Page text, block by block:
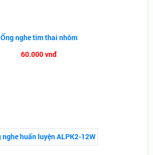
Ống nghe tim thai nhôm
60.000 vnđ